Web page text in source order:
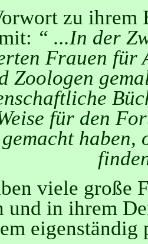
zu ihrem
“ ...In der
Frauen für
Zoologen
für den
haben,
viele große
und in ihrem
eigenständig